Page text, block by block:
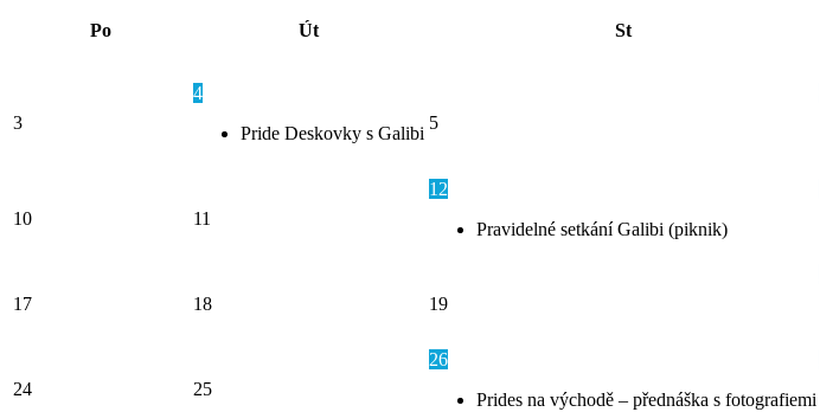
Po Út St
3
4
Pride Deskovky s Galibi
5
10 11
12
Pravidelné setkání Galibi (piknik)
17 18 19
24 25
26
Prides na východě – přednáška s fotografiemi